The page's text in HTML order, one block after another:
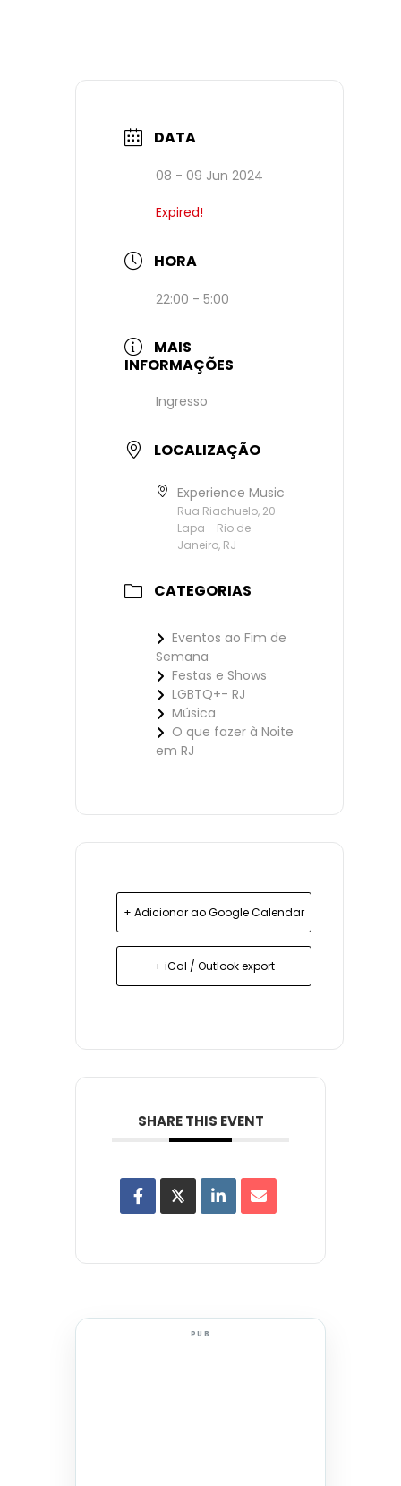
DATA
08 - 09 Jun 2024
Expired!
HORA
22:00 - 5:00
MAIS
INFORMAÇÕES
Ingresso
LOCALIZAÇÃO
Experience Music
Rua Riachuelo, 20 -
Lapa - Rio de
Janeiro, RJ
CATEGORIAS
Eventos ao Fim de
Semana
Festas e Shows
LGBTQ+- RJ
Música
O que fazer à Noite
em RJ
+ Adicionar ao Google Calendar
+ iCal / Outlook export
SHARE THIS EVENT
PUB